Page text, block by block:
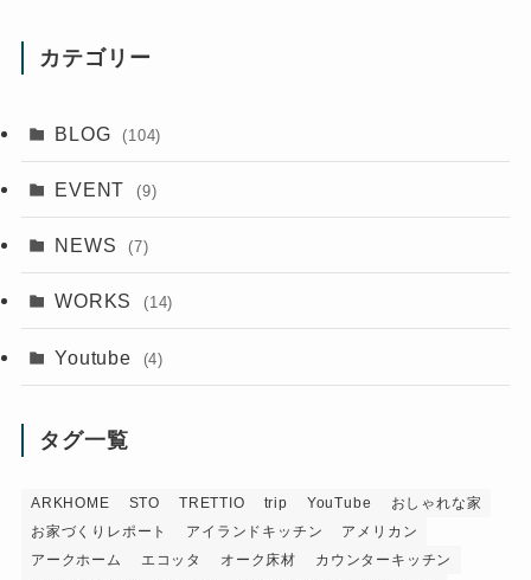
カテゴリー
BLOG (104)
EVENT (9)
NEWS (7)
WORKS (14)
Youtube (4)
タグ一覧
ARKHOME STO TRETTIO trip YouTube
おしゃれな家
お家づくりレポート
アイランドキッチン
アメリカン
アークホーム
エコッタ オーク床材
カウンターキッチン